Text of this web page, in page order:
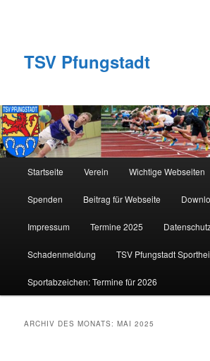
TSV Pfungstadt
Startseite Verein Wichtige Webseiten
Spenden Beitrag für Webseite
Impressum Termine 2025
Schadenmeldung TSV Pfungstadt
Sportabzeichen: Termine für 2026
ARCHIV DES MONATS:MAI 2025